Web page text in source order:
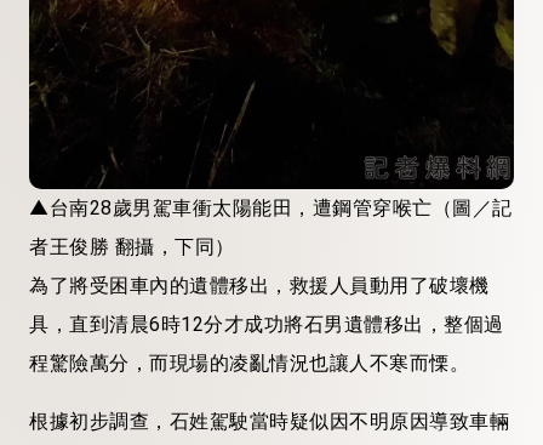
▲台南28歲男駕車衝太陽能田，遭鋼管穿喉亡（圖／記
者王俊勝 翻攝，下同）
為了將受困車內的遺體移出，救援人員動用了破壞機
具，直到清晨6時12分才成功將石男遺體移出，整個過
程驚險萬分，而現場的凌亂情況也讓人不寒而慄。
根據初步調查，石姓駕駛當時疑似因不明原因導致車輛